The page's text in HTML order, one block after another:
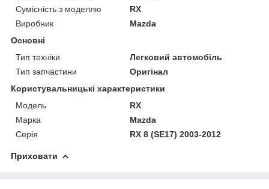
Сумісність з моделлю
RX
Виробник
Mazda
Основні
Тип техніки
Легковий автомобіль
Тип запчастини
Оригінал
Користувальницькі характеристики
Модель
RX
Марка
Mazda
Серія
RX 8 (SE17) 2003-2012
Приховати